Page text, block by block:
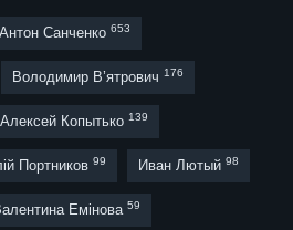
Антон Санченко 653
Володимир В’ятрович 176
Алексей Копытько 139
Портников 99 Иван Лютый 98
Емінова 59